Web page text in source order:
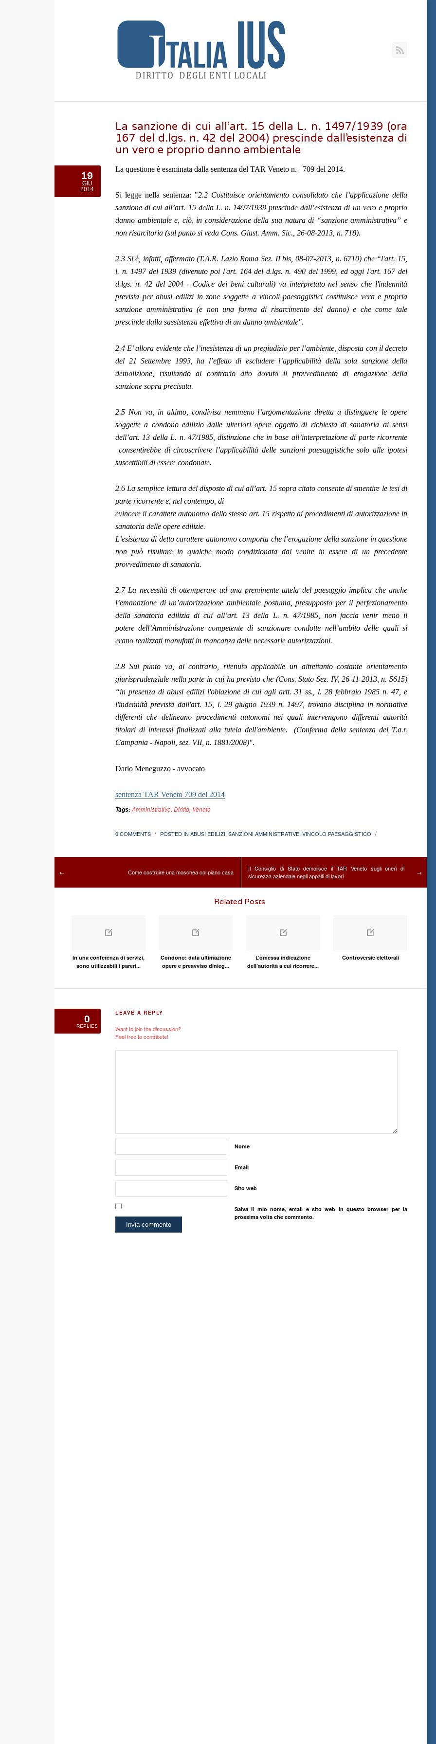
La sanzione di cui all’art. 15 della L. n. 1497/1939 (ora
167 del d.lgs. n. 42 del 2004) prescinde dall’esistenza di
un vero e proprio danno ambientale
19
GIU
2014
La questione è esaminata dalla sentenza del TAR Veneto n. 709 del 2014.
Si legge nella sentenza: "2.2 Costituisce orientamento consolidato che l’applicazione della
sanzione di cui all’art. 15 della L. n. 1497/1939 prescinde dall’esistenza di un vero e proprio
danno ambientale e, ciò, in considerazione della sua natura di “sanzione amministrativa” e
non risarcitoria (sul punto si veda Cons. Giust. Amm. Sic., 26-08-2013, n. 718).
2.3 Si è, infatti, affermato (T.A.R. Lazio Roma Sez. II bis, 08-07-2013, n. 6710) che “l'art. 15,
l. n. 1497 del 1939 (divenuto poi l'art. 164 del d.lgs. n. 490 del 1999, ed oggi l'art. 167 del
d.lgs. n. 42 del 2004 - Codice dei beni culturali) va interpretato nel senso che l'indennità
prevista per abusi edilizi in zone soggette a vincoli paesaggistici costituisce vera e propria
sanzione amministrativa (e non una forma di risarcimento del danno) e che come tale
prescinde dalla sussistenza effettiva di un danno ambientale".
2.4 E’ allora evidente che l’inesistenza di un pregiudizio per l’ambiente, disposta con il decreto
del 21 Settembre 1993, ha l’effetto di escludere l’applicabilità della sola sanzione della
demolizione, risultando al contrario atto dovuto il provvedimento di erogazione della
sanzione sopra precisata.
2.5 Non va, in ultimo, condivisa nemmeno l’argomentazione diretta a distinguere le opere
soggette a condono edilizio dalle ulteriori opere oggetto di richiesta di sanatoria ai sensi
dell’art. 13 della L. n. 47/1985, distinzione che in base all’interpretazione di parte ricorrente
consentirebbe di circoscrivere l’applicabilità delle sanzioni paesaggistiche solo alle ipotesi
suscettibili di essere condonate.
2.6 La semplice lettura del disposto di cui all’art. 15 sopra citato consente di smentire le tesi di
parte ricorrente e, nel contempo, di
evincere il carattere autonomo dello stesso art. 15 rispetto ai procedimenti di autorizzazione in
sanatoria delle opere edilizie.
L’esistenza di detto carattere autonomo comporta che l’erogazione della sanzione in questione
non può risultare in qualche modo condizionata dal venire in essere di un precedente
provvedimento di sanatoria.
2.7 La necessità di ottemperare ad una preminente tutela del paesaggio implica che anche
l’emanazione di un’autorizzazione ambientale postuma, presupposto per il perfezionamento
della sanatoria edilizia di cui all’art. 13 della L. n. 47/1985, non faccia venir meno il
potere dell’Amministrazione competente di sanzionare condotte nell’ambito delle quali si
erano realizzati manufatti in mancanza delle necessarie autorizzazioni.
2.8 Sul punto va, al contrario, ritenuto applicabile un altrettanto costante orientamento
giurisprudenziale nella parte in cui ha previsto che (Cons. Stato Sez. IV, 26-11-2013, n. 5615)
“in presenza di abusi edilizi l'oblazione di cui agli artt. 31 ss., l. 28 febbraio 1985 n. 47, e
l'indennità prevista dall'art. 15, l. 29 giugno 1939 n. 1497, trovano disciplina in normative
differenti che delineano procedimenti autonomi nei quali intervengono differenti autorità
titolari di interessi finalizzati alla tutela dell'ambiente. (Conferma della sentenza del T.a.r.
Campania - Napoli, sez. VII, n. 1881/2008)".
Dario Meneguzzo - avvocato
sentenza TAR Veneto 709 del 2014
Tags:Amministrativo, Diritto, Veneto
0 COMMENTS / POSTED IN ABUSI EDILIZI, SANZIONI AMMINISTRATIVE, VINCOLO PAESAGGISTICO /
← Come costruire una moschea col piano casa
Il Consiglio di Stato demolisce il TAR Veneto sugli oneri di
sicurezza aziendale negli appalti di lavori
→
Related Posts
In una conferenza di servizi,
sono utilizzabili i pareri...
Condono: data ultimazione
opere e preavviso dinieg...
L’omessa indicazione
dell’autorità a cui ricorrere...
Controversie elettorali
0
REPLIES
LEAVE A REPLY
Want to join the discussion?
Feel free to contribute!
Nome
Email
Sito web
Salva il mio nome, email e sito web in questo browser per la
prossima volta che commento.